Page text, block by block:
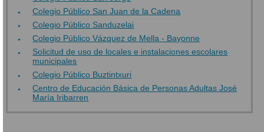
Colegio Público San Juan de la Cadena
Colegio Público Sanduzelai
Colegio Público Vázquez de Mella - Bayonne
Solicitud de uso de locales e instalaciones escolares
municipales
Colegio Público Buztintxuri
Centro de Educación Básica de Personas Adultas José
María Iribarren